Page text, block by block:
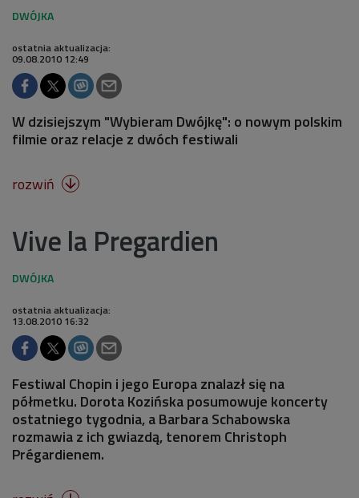
ostatnia aktualizacja:
09.08.2010 12:49
W dzisiejszym "Wybieram Dwójkę": o nowym polskim
filmie oraz relacje z dwóch festiwali
rozwiń 
Vive la Pregardien
ostatnia aktualizacja:
13.08.2010 16:32
Festiwal Chopin i jego Europa znalazł się na
półmetku. Dorota Kozińska posumowuje koncerty
ostatniego tygodnia, a Barbara Schabowska
rozmawia z ich gwiazdą, tenorem Christoph
Prégardienem.